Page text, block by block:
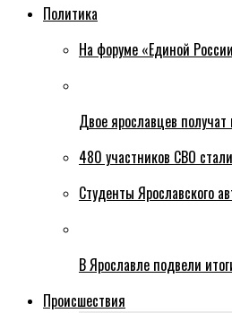
Политика
На форуме «Единой
Двое ярославцев
480 участников СВО
Студенты Ярославского
В Ярославле подвели
Происшествия